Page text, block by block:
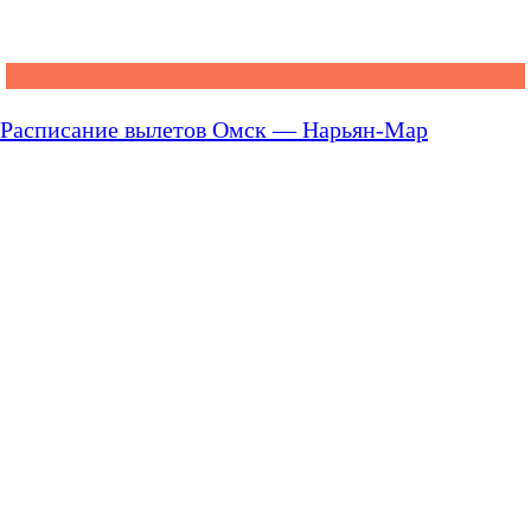
Расписание вылетов Омск — Нарьян-Мар